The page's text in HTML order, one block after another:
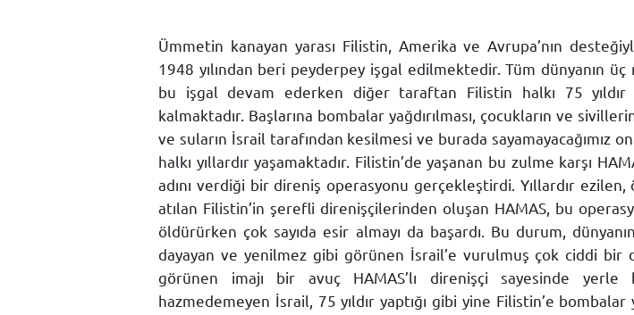
Ümmetin kanayan yarası Filistin, Amerika ve Avrupa’nın
1948 yılından beri peyderpey işgal edilmektedir. Tüm dünyanın
bu işgal devam ederken diğer taraftan Filistin halkı 75 yıldır
kalmaktadır. Başlarına bombalar yağdırılması, çocukların ve
ve suların İsrail tarafından kesilmesi ve burada sayamayacağımız
halkı yıllardır yaşamaktadır. Filistin’de yaşanan bu zulme karşı
adını verdiği bir direniş operasyonu gerçekleştirdi. Yıllardır
atılan Filistin’in şerefli direnişçilerinden oluşan HAMAS, bu
öldürürken çok sayıda esir almayı da başardı. Bu durum,
dayayan ve yenilmez gibi görünen İsrail’e vurulmuş çok ciddi bir
görünen imajı bir avuç HAMAS’lı direnişçi sayesinde
hazmedemeyen İsrail, 75 yıldır yaptığı gibi yine Filistin’e